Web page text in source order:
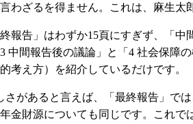
言わざるを得ません。これは、麻生
報告」はわずか15頁にすぎず、「
中間報告後の議論」と「4 社会保障
考え方）を紹介しているだけです。
さがあると言えば、「最終報告」で
金財源についても同じです。これ